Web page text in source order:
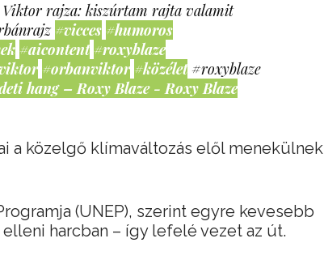
Viktor rajza: kiszúrtam rajta valamit
#vicces #humoros
#aicontent #roxyblaze
#orbanviktor #közélet #roxyblaze
hang – Roxy Blaze - Roxy Blaze
a közelgő klímaváltozás elől menekülnek
(UNEP), szerint egyre kevesebb
harcban – így lefelé vezet az út.